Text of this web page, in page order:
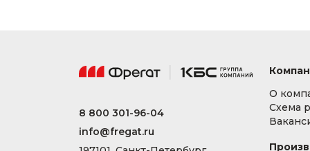
8 800 301-96-04
info@fregat.ru
О
Схема